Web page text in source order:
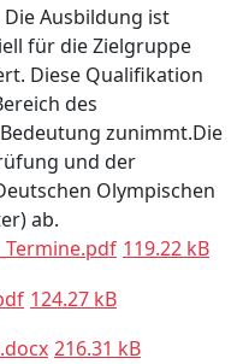
Ausbildung ist
für die Zielgruppe
Diese Qualifikation
des
zunimmt.Die
und der
Olympischen
ab.
119.22 kB
124.27 kB
216.31 kB